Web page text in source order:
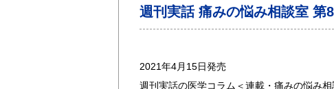
週刊実話 痛みの悩み相談室 第
2021年4月15日発売
週刊実話の医学コラム＜連載・痛みの悩み相